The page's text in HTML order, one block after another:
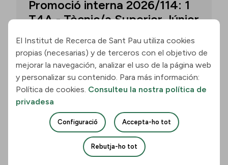
Promoció interna 2026/114: 1
T4A - Tècnic/a Superior Júnior
Convocatòria per a un/a T4A - Tècnic/a
Superior Júnior al grup Neurobiologia de
les Demències - Multilingual Aphasia &
Dementia Research Lab. Termini: 11
d’agost de 2026, 15.00 h.
Uneix-te
El Institut de Recerca de Sant Pau utiliza cookies
propias (necesarias) y de terceros con el objetivo de
mejorar la navegación, analizar el uso de la página web
y personalizar su contenido. Para más información:
Política de cookies. Consulteu la nostra política de
privadesa
Configuració Accepta-ho tot
Rebutja-ho tot